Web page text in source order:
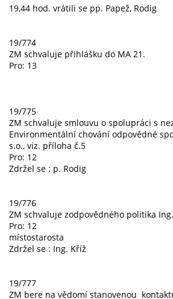
19,44 hod. vrátili se pp. Papež, Rodig
19/774
ZM schvaluje přihlášku do MA 21.
Pro: 13 Zodp.:
19/775
ZM schvaluje smlouvu o spolupráci s
Environmentální chování odpovědné
s.o., viz. příloha č.5
Pro: 12 Zodp.:
Zdržel se : p. Rodig
19/776
ZM schvaluje zodpovědného politika
Pro: 12
místostarosta
Zdržel se : Ing. Kříž
19/777
ZM bere na vědomí stanovenou